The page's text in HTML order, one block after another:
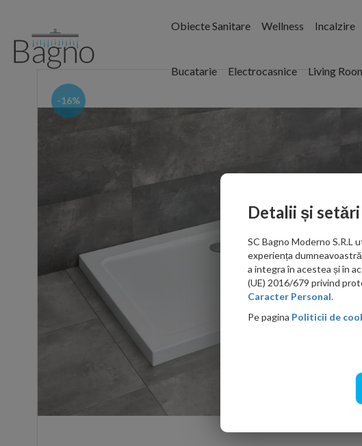
Obiecte Sanitare Wellness Incalzire
Bucatarie Electrocasnice Living
-16%
Detalii și
SC Bagno Moderno S.R.L
experiența
a integra în acestea și în
(UE) 2016/679 privind
Caracter Personal.
Pe pagina Politicii de